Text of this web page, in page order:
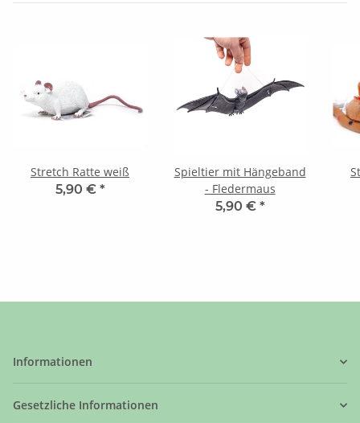
Stretch Ratte weiß
5,90 € *
Spieltier mit Hängeband
- Fledermaus
5,90 € *
Informationen
Gesetzliche Informationen